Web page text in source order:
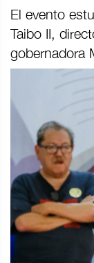
El evento
Taibo II,
gobernadora